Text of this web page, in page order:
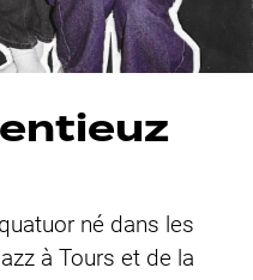
né dans les
à Tours et de la